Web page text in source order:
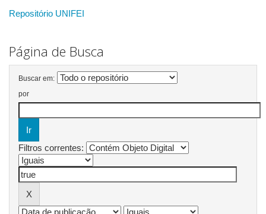
Repositório UNIFEI
Página de Busca
Buscar em:
por
Filtros correntes: